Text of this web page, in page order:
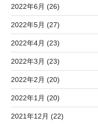
2022年6月 (26)
2022年5月 (27)
2022年4月 (23)
2022年3月 (23)
2022年2月 (20)
2022年1月 (20)
2021年12月 (22)